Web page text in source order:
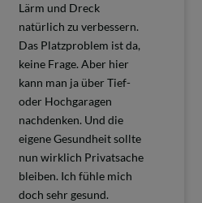
Lärm und Dreck
natürlich zu verbessern.
Das Platzproblem ist da,
keine Frage. Aber hier
kann man ja über Tief-
oder Hochgaragen
nachdenken. Und die
eigene Gesundheit sollte
nun wirklich Privatsache
bleiben. Ich fühle mich
doch sehr gesund.